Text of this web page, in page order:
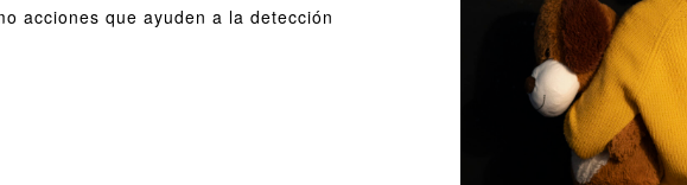
acciones que ayuden a la detección